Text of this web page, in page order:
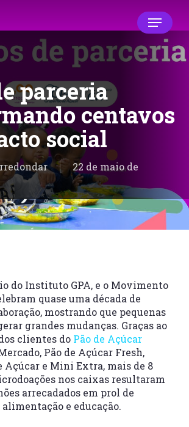
Menu
parceria
centavos
social
22 de maio de
do Instituto GPA, e o Movimento
quase uma década de
mostrando que pequenas
grandes mudanças. Graças ao
clientes do Pão de Açúcar
Pão de Açúcar Fresh,
Açúcar e Mini Extra, mais de 8
nos caixas resultaram
arrecadados em prol de
e educação.
Close
Menu